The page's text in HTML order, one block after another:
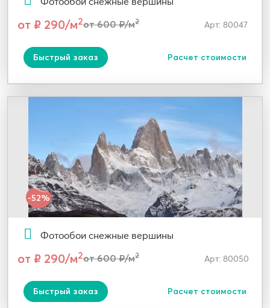
от ₽ 290/м2от 600 ₽/м2 Арт: 80047
Быстрый заказ Расчет стоимости
-52%
Фотообои снежные вершины
от ₽ 290/м2от 600 ₽/м2 Арт: 80050
Быстрый заказ Расчет стоимости